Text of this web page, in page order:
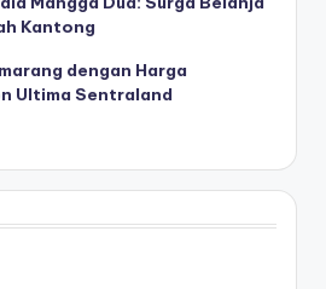
Kantong
dengan Harga
Ultima Sentraland